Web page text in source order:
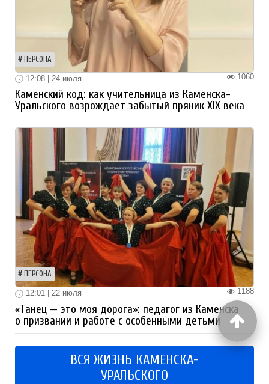
ПЕРСОНА
1060
12:08 | 24 июля
Каменский код: как учительница из Каменска-
Уральского возрождает забытый пряник XIX века
ПЕРСОНА
1188
12:01 | 22 июля
«Танец — это моя дорога»: педагог из Каменска
о призвании и работе с особенными детьми
ВСЯ ЖИЗНЬ КАМЕНСКА-
УРАЛЬСКОГО